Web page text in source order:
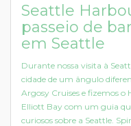
Seattle
passeio de
em Seattle
Durante nossa visita à
cidade de um ângulo
Argosy Cruises e fizemos o
Elliott Bay com um guia
curiosos sobre a Seattle.